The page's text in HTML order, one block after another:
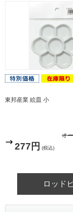
東邦産業 絵皿 小
オ
277円 (税込)
ロッド